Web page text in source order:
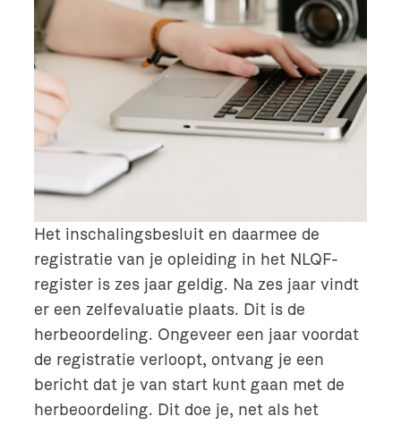
Het inschalingsbesluit en daarmee de
registratie van je opleiding in het NLQF-
register is zes jaar geldig. Na zes jaar vindt
er een zelfevaluatie plaats. Dit is de
herbeoordeling. Ongeveer een jaar voordat
de registratie verloopt, ontvang je een
bericht dat je van start kunt gaan met de
herbeoordeling. Dit doe je, net als het